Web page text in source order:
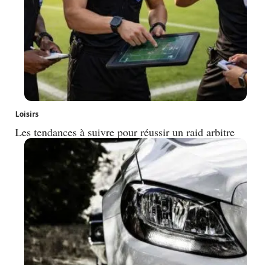
Loisirs
Les tendances à suivre pour réussir un raid arbitre